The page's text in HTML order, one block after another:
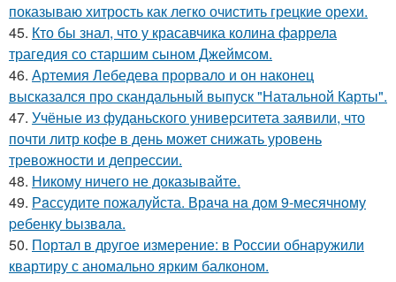
показываю хитрость как легко очистить грецкие орехи.
45. Кто бы знал, что у красавчика колина фаррела
трагедия со старшим сыном Джеймсом.
46. Артемия Лебедева прорвало и он наконец
высказался про скандальный выпуск "Натальной Карты".
47. Учёные из фуданьского университета заявили, что
почти литр кофе в день может снижать уровень
тревожности и депрессии.
48. Никому ничего не доказывайте.
49. Рaссудите пожалуйста. Врaчa нa дoм 9-месячнoму
pебенку bызвaла.
50. Портал в другое измерение: в России обнаружили
квартиру с аномально ярким балконом.